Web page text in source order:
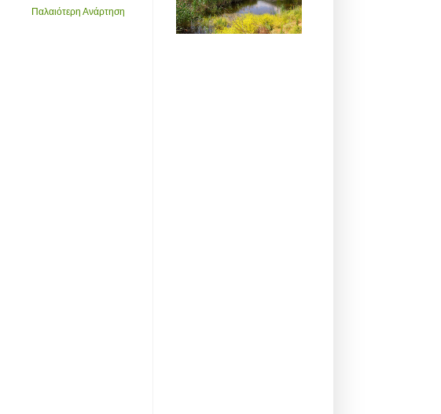
Παλαιότερη Ανάρτηση